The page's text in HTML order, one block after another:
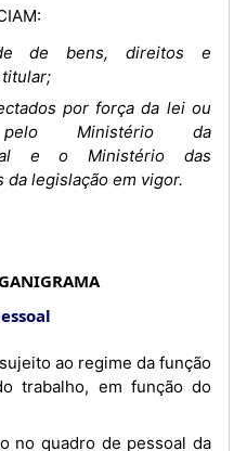
de bens, direitos e
por força da lei ou
pelo Ministério da
e o Ministério das
da legislação em vigor.
trabalho, em função do